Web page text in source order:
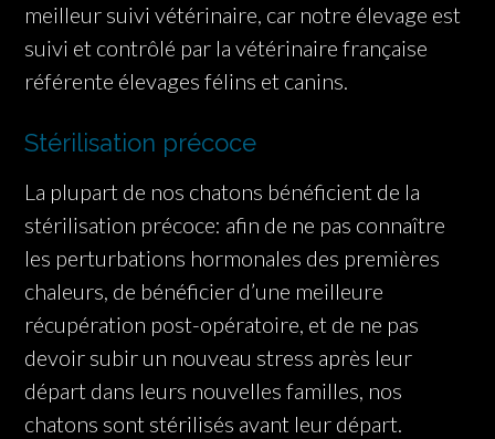
meilleur suivi vétérinaire, car notre élevage est
suivi et contrôlé par la vétérinaire française
référente élevages félins et canins.
Stérilisation précoce
La plupart de nos chatons bénéficient de la
stérilisation précoce: afin de ne pas connaître
les perturbations hormonales des premières
chaleurs, de bénéficier d’une meilleure
récupération post-opératoire, et de ne pas
devoir subir un nouveau stress après leur
départ dans leurs nouvelles familles, nos
chatons sont stérilisés avant leur départ.